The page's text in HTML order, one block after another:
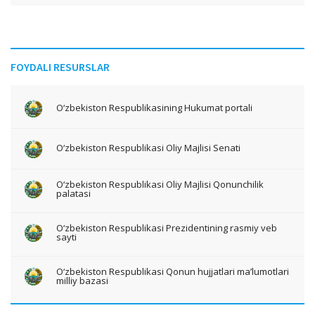
FOYDALI RESURSLAR
O‘zbekiston Respublikasining Hukumat portali
O‘zbekiston Respublikasi Oliy Majlisi Senati
O‘zbekiston Respublikasi Oliy Majlisi Qonunchilik
palatasi
O‘zbekiston Respublikasi Prezidentining rasmiy veb
sayti
O‘zbekiston Respublikasi Qonun hujjatlari ma’lumotlari
milliy bazasi